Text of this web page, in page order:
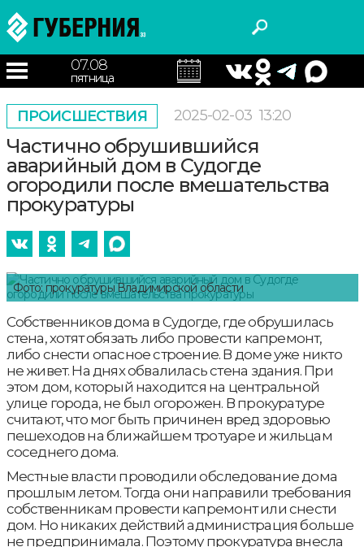
07.08
пятница
ПРОИСШЕСТВИЯ 2025-02-03 13:20
Частично обрушившийся
аварийный дом в Судогде
огородили после вмешательства
прокуратуры
Фото: прокуратуры Владимирской области
Собственников дома в Судогде, где обрушилась
стена, хотят обязать либо провести капремонт,
либо снести опасное строение. В доме уже никто
не живет. На днях обвалилась стена здания. При
этом дом, который находится на центральной
улице города, не был огорожен. В прокуратуре
считают, что мог быть причинен вред здоровью
пешеходов на ближайшем тротуаре и жильцам
соседнего дома.
Местные власти проводили обследование дома
прошлым летом. Тогда они направили требования
собственникам провести капремонт или снести
дом. Но никаких действий администрация больше
не предпринимала. Поэтому прокуратура внесла